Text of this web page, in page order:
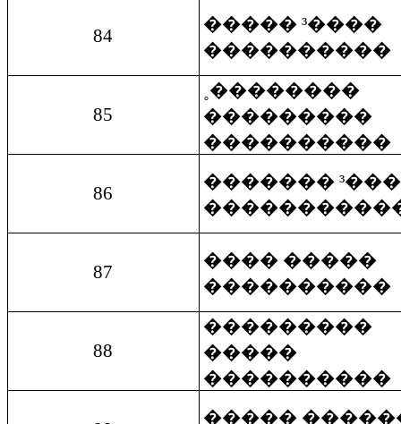
84
����� ³����
����������
85
˳��������
���������
����������
86
�������
87
���� �����
����������
88
���������
�����
����������
�����